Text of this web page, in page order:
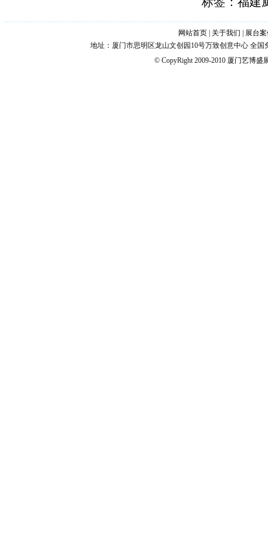
网站首页 关于我们
展台
地址：厦门市思明区龙山文创园10号万致创意中心 全国
© CopyRight 2009-2010 厦门艺博盛